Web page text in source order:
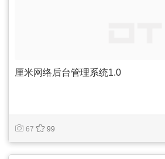
厘米网络后台管理系统1.0
67 99